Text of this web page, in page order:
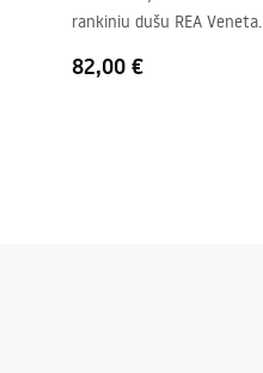
Pridedamas tarpiklių
Galima montuoti be
rankiniu dušu REA Veneta
82,00 €